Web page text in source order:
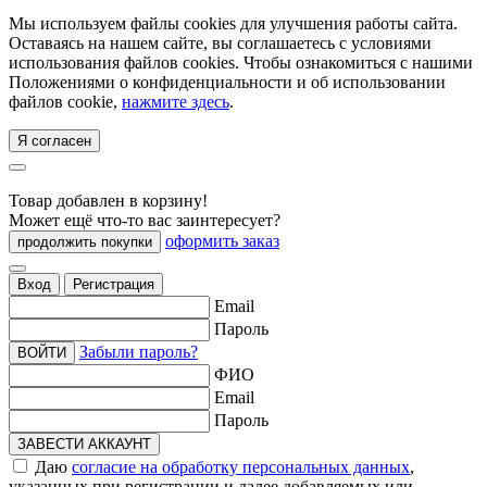
Мы используем файлы cookies для улучшения работы сайта.
Оставаясь на нашем сайте, вы соглашаетесь с условиями
использования файлов cookies. Чтобы ознакомиться с нашими
Положениями о конфиденциальности и об использовании
файлов cookie, нажмите здесь.
Я согласен
Товар добавлен в корзину!
Может ещё что-то вас заинтересует?
продолжить покупки оформить заказ
Вход Регистрация
Email
Пароль
ВОЙТИ
Забыли пароль?
ФИО
Email
Пароль
ЗАВЕСТИ АККАУНТ
Даю согласие на обработку персональных данных,